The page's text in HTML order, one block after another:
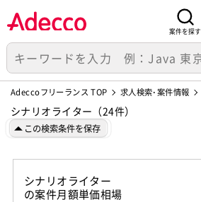
案件を探す
Adeccoフリーランス TOP 求人検索･案件情報
シナリオライター（24件）
この検索条件を保存
シナリオライター
の案件月額単価相場